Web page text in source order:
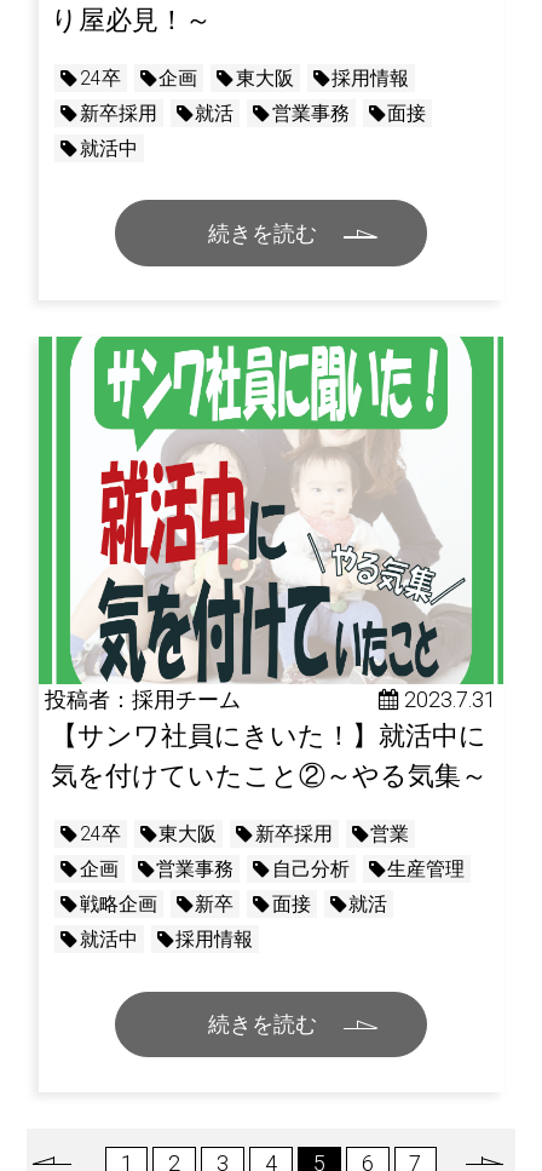
り屋必見！～
24卒 企画 東大阪
採用情報
新卒採用
就活 営業事務
面接
就活中
続きを読む
投稿者：採用チーム 2023.7.31
【サンワ社員にきいた！】就活中に
気を付けていたこと②～やる気集～
24卒 東大阪 新卒採用
営業
企画
営業事務 自己分析
生産管理
戦略企画
新卒 面接
就活
就活中
採用情報
続きを読む
1 2 3 4 5 6 7